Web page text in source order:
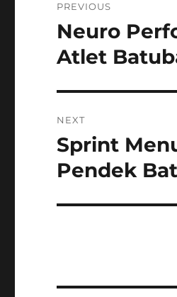
pos
PREVIOUS
Previous
post:
Neuro
Atlet
NEXT
Next
post:
Sprint
Pendek